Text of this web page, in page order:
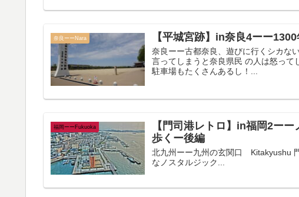
奈良ーーNara 【平城宮跡】in奈良4ーー
奈良ーー古都奈良、遊びに行くシカな
言ってしまうと奈良県民 の人は怒って
駐車場もたくさんあるし！...
福岡ーーFukuoka
【門司港レトロ】in福岡2ー
歩くー後編
北九州ーー九州の玄関口 Kitakyushu
なノスタルジック...